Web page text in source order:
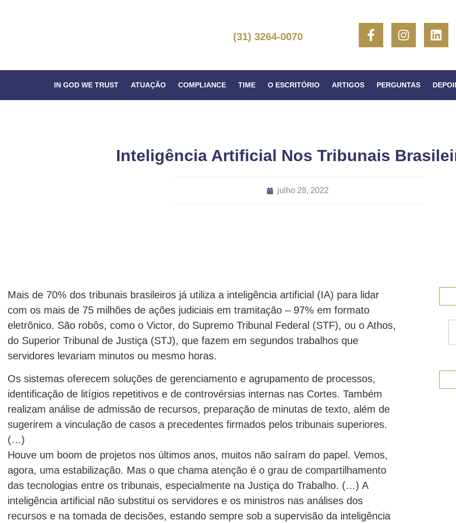
(31) 3264-0070
IN GOD WE TRUST ATUAÇÃO COMPLIANCE TIME O ESCRITÓRIO ARTIGOS PERGUNTAS
Inteligência Artificial Nos Tribunais
julho 28, 2022
Mais de 70% dos tribunais brasileiros já utiliza a inteligência artificial (IA) para lidar
com os mais de 75 milhões de ações judiciais em tramitação – 97% em formato
eletrônico. São robôs, como o Victor, do Supremo Tribunal Federal (STF), ou o Athos,
do Superior Tribunal de Justiça (STJ), que fazem em segundos trabalhos que
servidores levariam minutos ou mesmo horas.
Os sistemas oferecem soluções de gerenciamento e agrupamento de processos,
identificação de litígios repetitivos e de controvérsias internas nas Cortes. Também
realizam análise de admissão de recursos, preparação de minutas de texto, além de
sugerirem a vinculação de casos a precedentes firmados pelos tribunais superiores.
(…)
Houve um boom de projetos nos últimos anos, muitos não saíram do papel. Vemos,
agora, uma estabilização. Mas o que chama atenção é o grau de compartilhamento
das tecnologias entre os tribunais, especialmente na Justiça do Trabalho. (…) A
inteligência artificial não substitui os servidores e os ministros nas análises dos
recursos e na tomada de decisões, estando sempre sob a supervisão da inteligência